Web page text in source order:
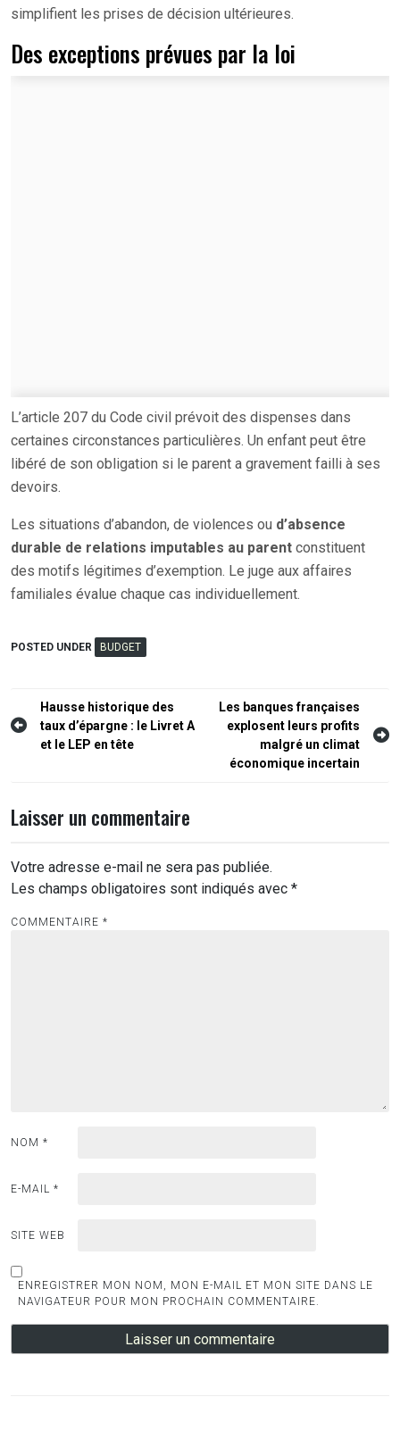
simplifient les prises de décision ultérieures.
Des exceptions prévues par la loi
L’article 207 du Code civil prévoit des dispenses dans
certaines circonstances particulières. Un enfant peut être
libéré de son obligation si le parent a gravement failli à ses
devoirs.
Les situations d’abandon, de violences ou d’absence
durable de relations imputables au parent constituent
des motifs légitimes d’exemption. Le juge aux affaires
familiales évalue chaque cas individuellement.
POSTED UNDER BUDGET
Navigation
de
Hausse historique des
taux d’épargne : le Livret A
et le LEP en tête
Les banques françaises
explosent leurs profits
malgré un climat
économique incertain
Laisser un commentaire
Votre adresse e-mail ne sera pas publiée.
Les champs obligatoires sont indiqués avec *
COMMENTAIRE *
NOM *
E-MAIL *
SITE WEB
ENREGISTRER MON NOM, MON E-MAIL ET MON SITE DANS LE
NAVIGATEUR POUR MON PROCHAIN COMMENTAIRE.